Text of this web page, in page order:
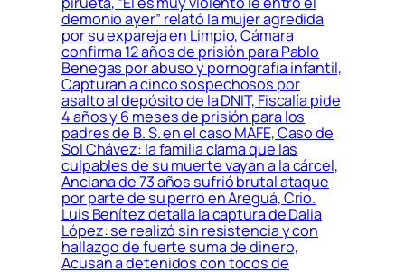
demonio ayer” relató la mujer agredida
por su expareja en Limpio, Cámara
confirma 12 años de prisión para Pablo
Benegas por abuso y pornografía infantil,
Capturan a cinco sospechosos por
asalto al depósito de la DNIT, Fiscalía pide
4 años y 6 meses de prisión para los
padres de B. S. en el caso MAFE, Caso de
Sol Chávez: la familia clama que las
culpables de su muerte vayan a la cárcel,
Anciana de 73 años sufrió brutal ataque
por parte de su perro en Areguá, Crio.
Luis Benítez detalla la captura de Dalia
López: se realizó sin resistencia y con
hallazgo de fuerte suma de dinero,
Acusan a detenidos con tocos de